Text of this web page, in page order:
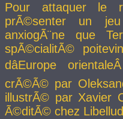
Pour attaquer le
prÃ©senter un
anxiogÃ¨ne que
spÃ©cialitÃ©
dâEurope
crÃ©Ã© par
illustrÃ© par Xavier
Ã©ditÃ© chez